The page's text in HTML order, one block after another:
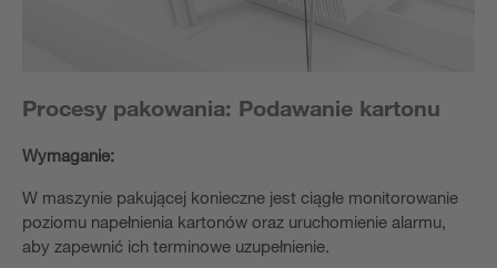
Procesy pakowania: Podawanie kartonu
Wymaganie:
W maszynie pakującej konieczne jest ciągłe monitorowanie
poziomu napełnienia kartonów oraz uruchomienie alarmu,
aby zapewnić ich terminowe uzupełnienie.